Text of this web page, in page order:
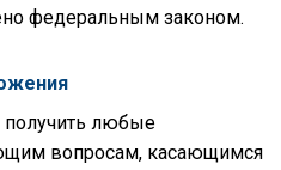
федеральным законом.
получить любые
вопросам, касающимся